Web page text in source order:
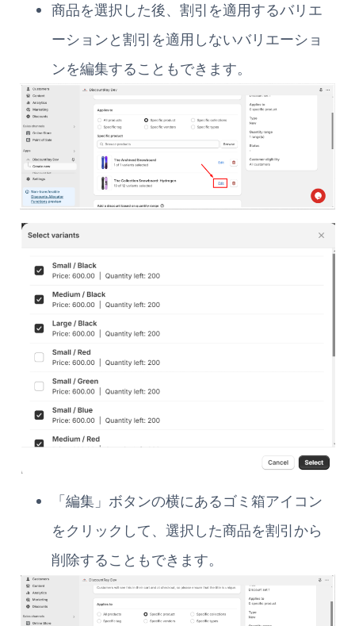
商品を選択した後、割引を適用するバリエ
ーションと割引を適用しないバリエーショ
ンを編集することもできます。
「編集」ボタンの横にあるゴミ箱アイコン
をクリックして、選択した商品を割引から
削除することもできます。